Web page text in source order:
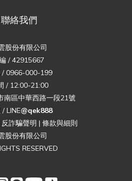
聯絡我們
股份有限公司
/ 42915667
/ 0966-000-199
/ 12:00-21:00
南區中華西路一段21號
/ LINE@qek888
反詐騙聲明 | 條款與細則
股份有限公司
RESERVED